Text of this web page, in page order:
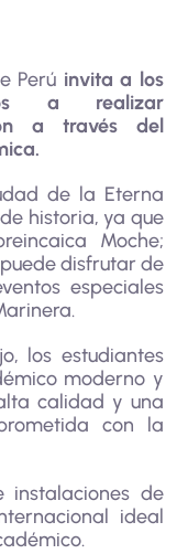
Perú invita a los
a realizar
a través del
de la Eterna
historia, ya que
Moche;
disfrutar de
especiales
los estudiantes
moderno y
calidad y una
con la
instalaciones de
ideal